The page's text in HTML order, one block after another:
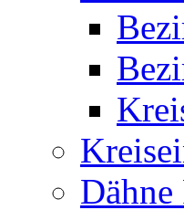
Dähne